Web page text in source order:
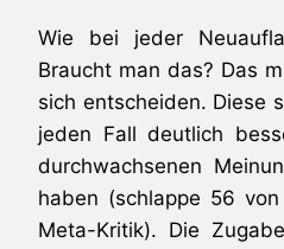
Wie bei jeder
Braucht man das? Das
sich entscheiden. Diese
jeden Fall deutlich
durchwachsenen
haben (schlappe 56
Meta-Kritik). Die